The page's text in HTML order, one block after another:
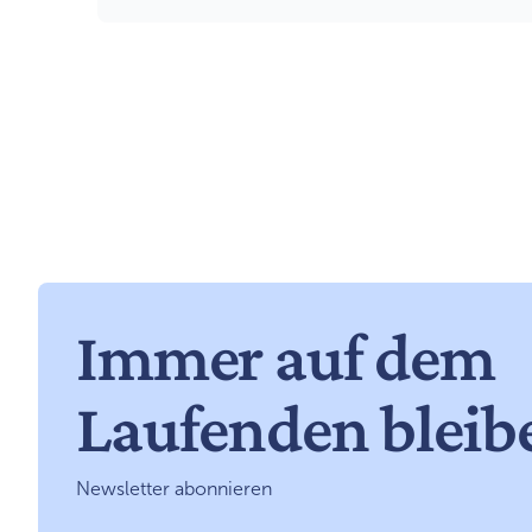
Immer auf dem
Laufenden
Newsletter abonnieren